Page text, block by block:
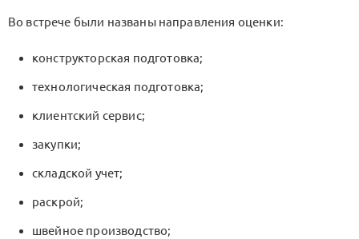
Во встрече были названы направления оценки:
конструкторская подготовка;
технологическая подготовка;
клиентский сервис;
закупки;
складской учет;
раскрой;
швейное производство;